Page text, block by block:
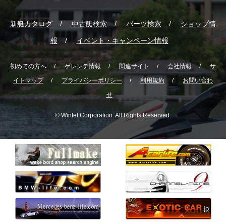
新艇カタログ 中古艇検索 パーツ検索 ショップ情
報 イベント・キャンペーン情報
初めての方へ ゲレンテ情報 関連サイト 会社情報
サ
イトマップ
プライバシーポリシー 利用規約
お問い合わ
せ
© Wintel Corporation. All Rights Reserved.